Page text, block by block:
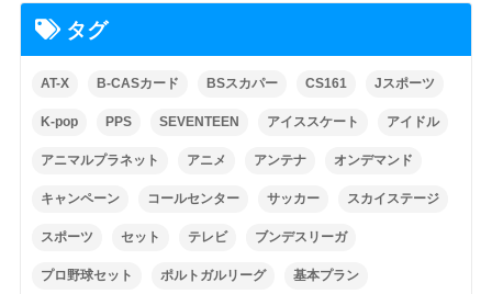
タグ
AT-X B-CASカード BSスカパー CS161 Jスポーツ
K-pop PPS SEVENTEEN アイススケート アイドル
アニマルプラネット アニメ アンテナ オンデマンド
キャンペーン コールセンター サッカー スカイステージ
スポーツ セット テレビ ブンデスリーガ
プロ野球セット ポルトガルリーグ 基本プラン